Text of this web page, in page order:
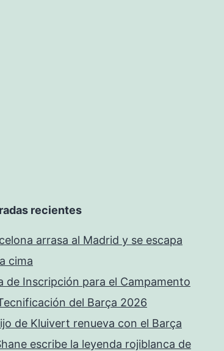
recientes
arrasa al Madrid y se escapa
cima
de Inscripción para el Campamento
del Barça 2026
de Kluivert renueva con el Barça
escribe la leyenda rojiblanca de